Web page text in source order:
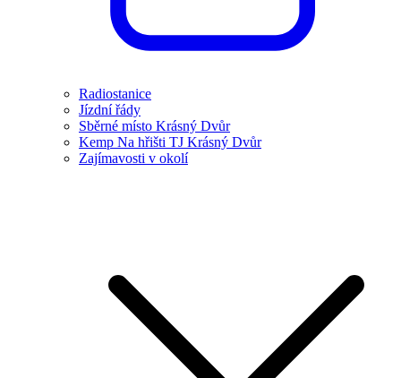
Radiostanice
Jízdní řády
Sběrné místo Krásný Dvůr
Kemp Na hřišti TJ Krásný Dvůr
Zajímavosti v okolí